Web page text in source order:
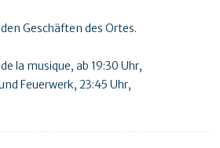
Geschäften des Ortes.
la musique, ab 19:30 Uhr,
Feuerwerk, 23:45 Uhr,